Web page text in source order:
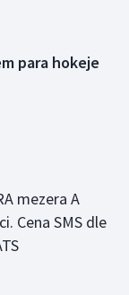
para hokeje
mezera A
Cena SMS dle